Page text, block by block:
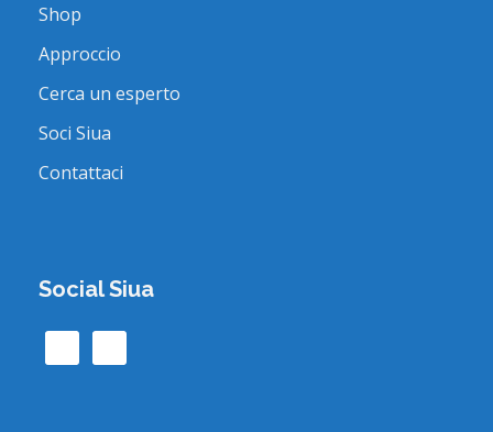
Shop
Approccio
Cerca un esperto
Soci Siua
Contattaci
Social Siua